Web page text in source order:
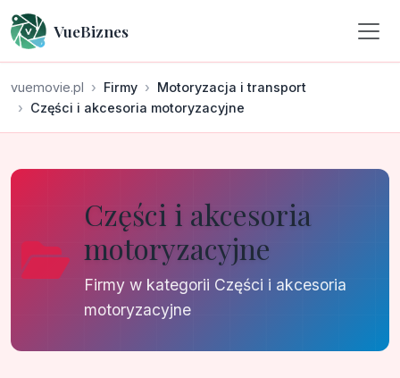
VueBiznes
vuemovie.pl Firmy
Motoryzacja i transport
Części i akcesoria motoryzacyjne
Części i akcesoria
motoryzacyjne
Firmy w kategorii Części i akcesoria
motoryzacyjne